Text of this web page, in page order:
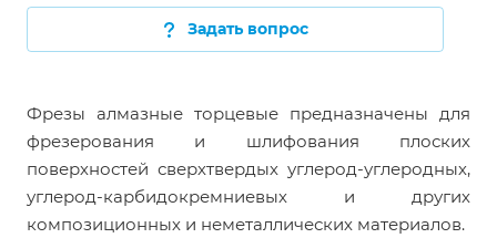
Задать вопрос
Фрезы алмазные торцевые предназначены для
фрезерования и шлифования плоских
поверхностей сверхтвердых углерод-углеродных,
углерод-карбидокремниевых и других
композиционных и неметаллических материалов.